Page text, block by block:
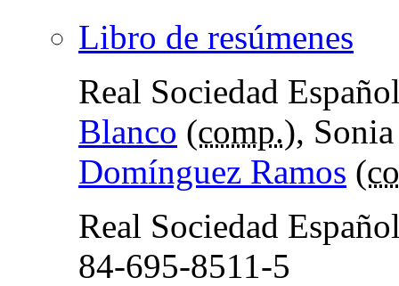
Libro de resúmenes
Real Sociedad
Blanco (comp.),
Domínguez Ramos (
Real Sociedad
84-695-8511-5